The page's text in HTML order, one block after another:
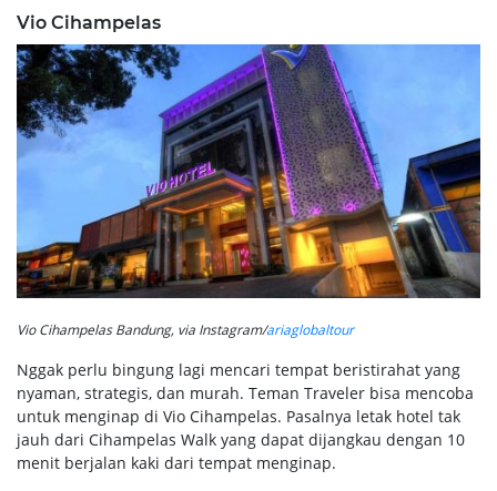
Vio Cihampelas
Vio Cihampelas Bandung, via Instagram/ariaglobaltour
Nggak perlu bingung lagi mencari tempat beristirahat yang
nyaman, strategis, dan murah. Teman Traveler bisa mencoba
untuk menginap di Vio Cihampelas. Pasalnya letak hotel tak
jauh dari Cihampelas Walk yang dapat dijangkau dengan 10
menit berjalan kaki dari tempat menginap.